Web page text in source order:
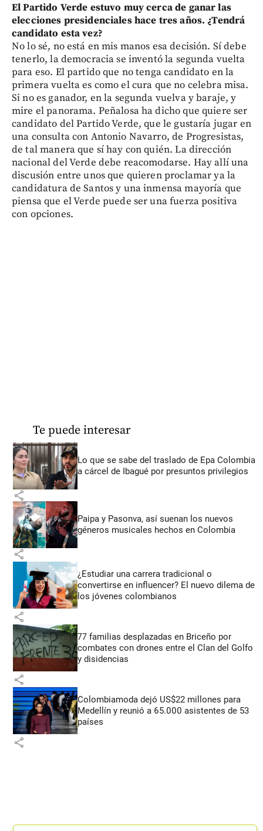
El Partido Verde estuvo muy cerca de ganar las
elecciones presidenciales hace tres años. ¿Tendrá
candidato esta vez?
No lo sé, no está en mis manos esa decisión. Sí debe
tenerlo, la democracia se inventó la segunda vuelta
para eso. El partido que no tenga candidato en la
primera vuelta es como el cura que no celebra misa.
Si no es ganador, en la segunda vuelva y baraje, y
mire el panorama. Peñalosa ha dicho que quiere ser
candidato del Partido Verde, que le gustaría jugar en
una consulta con Antonio Navarro, de Progresistas,
de tal manera que sí hay con quién. La dirección
nacional del Verde debe reacomodarse. Hay allí una
discusión entre unos que quieren proclamar ya la
candidatura de Santos y una inmensa mayoría que
piensa que el Verde puede ser una fuerza positiva
con opciones.
Te puede interesar
Lo que se sabe del traslado de Epa Colombia
a cárcel de Ibagué por presuntos privilegios
share
Paipa y Pasonva, así suenan los nuevos
géneros musicales hechos en Colombia
share
¿Estudiar una carrera tradicional o
convertirse en influencer? El nuevo dilema de
los jóvenes colombianos
share
77 familias desplazadas en Briceño por
combates con drones entre el Clan del Golfo
y disidencias
share
Colombiamoda dejó US$22 millones para
Medellín y reunió a 65.000 asistentes de 53
países
share